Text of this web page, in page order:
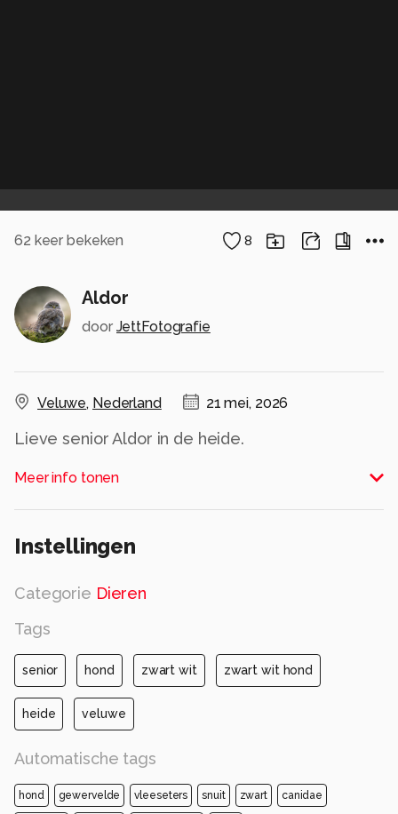
62 keer bekeken 8
Aldor
door JettFotografie
Veluwe, Nederland 21 mei, 2026
Lieve senior Aldor in de heide.
Alle rechten voorbehouden
Meer info tonen
Instellingen
Categorie Dieren
Tags
senior hond zwart wit zwart wit hond
heide veluwe
Automatische tags
hond gewervelde vleeseters snuit zwart canidae